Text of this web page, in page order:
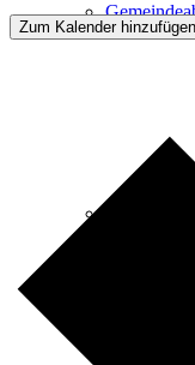
Zum Kalender hinzufügen